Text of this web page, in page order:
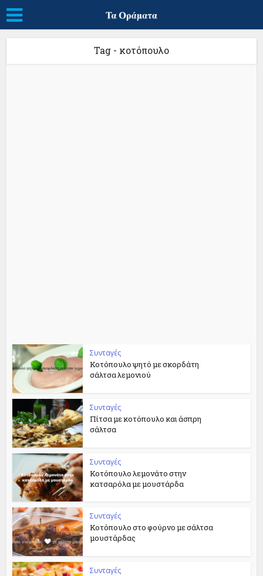
Tag - κοτόπουλο
Συνταγές
Κοτόπουλο ψητό με σκορδάτη
σάλτσα λεμονιού
Συνταγές
Πίτσα με κοτόπουλο και άσπρη
σάλτσα
Συνταγές
Κοτόπουλο λεμονάτο στην
κατσαρόλα με μουστάρδα
Συνταγές
Κοτόπουλο στο φούρνο με σάλτσα
μουστάρδας
Συνταγές